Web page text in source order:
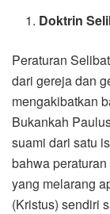
Doktrin
Peraturan
dari gereja dan
mengakibatkan
Bukankah
suami dari satu
bahwa
yang melarang
(Kristus) sendiri